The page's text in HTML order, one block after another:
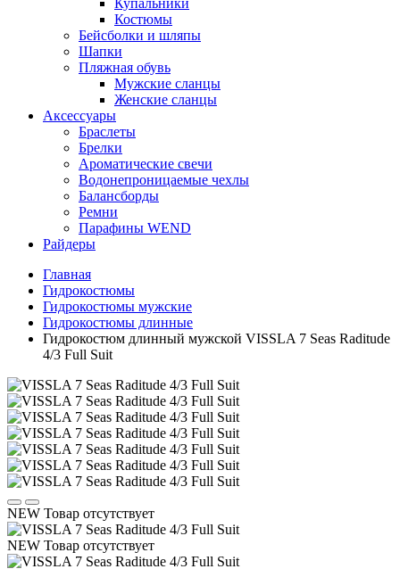
Купальники
Костюмы
Бейсболки и шляпы
Шапки
Пляжная обувь
Мужские сланцы
Женские сланцы
Аксессуары
Браслеты
Брелки
Ароматические свечи
Водонепроницаемые чехлы
Балансборды
Ремни
Парафины WEND
Райдеры
Главная
Гидрокостюмы
Гидрокостюмы мужские
Гидрокостюмы длинные
Гидрокостюм длинный мужской VISSLA 7 Seas Raditude
4/3 Full Suit
NEW Товар отсутствует
NEW Товар отсутствует